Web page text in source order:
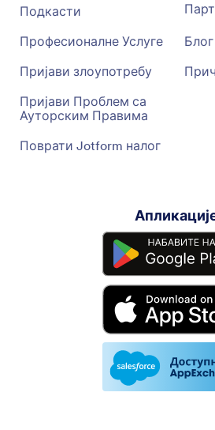
Подкасти
Професионалне Услуге
Пријави злоупотребу
Пријави Проблем са
Ауторским Правима
Поврати Jotform налог
Блог